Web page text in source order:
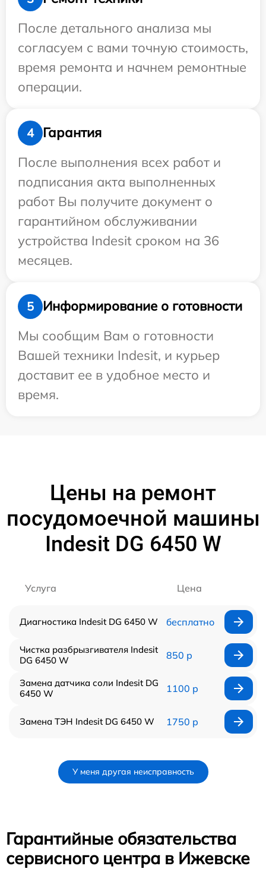
После детального анализа мы
согласуем с вами точную стоимость,
время ремонта и начнем ремонтные
операции.
4
Гарантия
После выполнения всех работ и
подписания акта выполненных
работ Вы получите документ о
гарантийном обслуживании
устройства Indesit сроком на 36
месяцев.
5
Информирование о готовности
Мы сообщим Вам о готовности
Вашей техники Indesit, и курьер
доставит ее в удобное место и
время.
Цены на ремонт
посудомоечной машины
Indesit DG 6450 W
Услуга Цена
Диагностика Indesit DG 6450 W бесплатно
Чистка разбрызгивателя Indesit
DG 6450 W
850 р
Замена датчика соли Indesit DG
6450 W
1100 р
Замена ТЭН Indesit DG 6450 W 1750 р
У меня другая неисправность
Гарантийные обязательства
сервисного центра в Ижевске